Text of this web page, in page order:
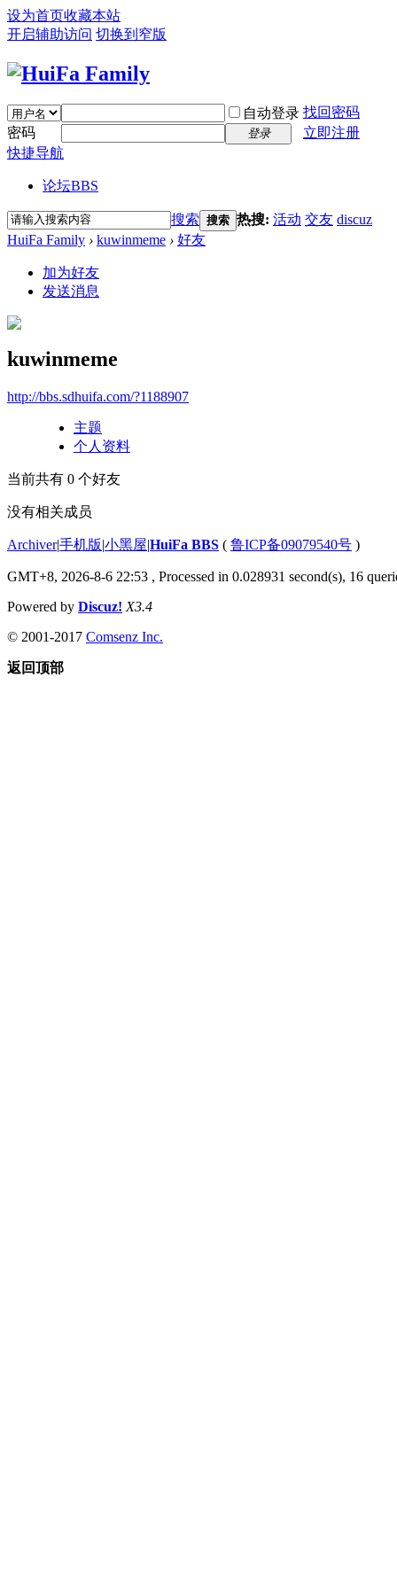
设为首页收藏本站
开启辅助访问 切换到窄版
自动登录 找回密码
密码
登录
立即注册
快捷导航
论坛BBS
搜索 搜索 热搜: 活动 交友 discuz
HuiFa Family › kuwinmeme › 好友
加为好友
发送消息
kuwinmeme
http://bbs.sdhuifa.com/?1188907
主题
个人资料
当前共有 0 个好友
没有相关成员
Archiver|手机版|小黑屋|HuiFa BBS ( 鲁ICP备09079540号 )
GMT+8, 2026-8-6 22:53 , Processed in 0.028931 second(s), 16
Powered by Discuz! X3.4
© 2001-2017 Comsenz Inc.
返回顶部